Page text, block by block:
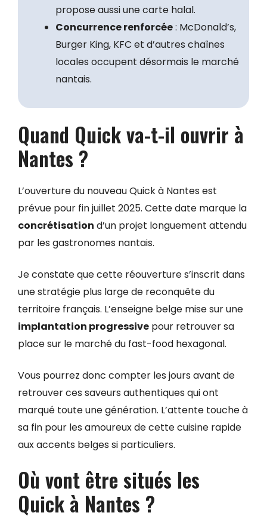
propose aussi une carte halal.
Concurrence renforcée: McDonald’s,
Burger King, KFC et d’autres chaînes
locales occupent désormais le marché
nantais.
Quand Quick va-t-il ouvrir à
Nantes ?
L’ouverture du nouveau Quick à Nantes est
prévue pour fin juillet 2025. Cette date marque la
concrétisation d’un projet longuement attendu
par les gastronomes nantais.
Je constate que cette réouverture s’inscrit dans
une stratégie plus large de reconquête du
territoire français. L’enseigne belge mise sur une
implantation progressive pour retrouver sa
place sur le marché du fast-food hexagonal.
Vous pourrez donc compter les jours avant de
retrouver ces saveurs authentiques qui ont
marqué toute une génération. L’attente touche à
sa fin pour les amoureux de cette cuisine rapide
aux accents belges si particuliers.
Où vont être situés les
Quick à Nantes ?